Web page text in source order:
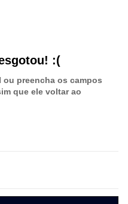
:(
preencha os campos
que ele voltar ao